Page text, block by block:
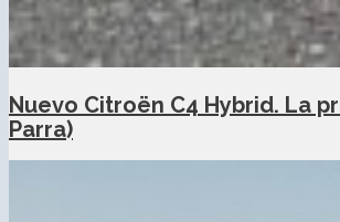
Nuevo Citroën C4 Hybrid. La
Parra)